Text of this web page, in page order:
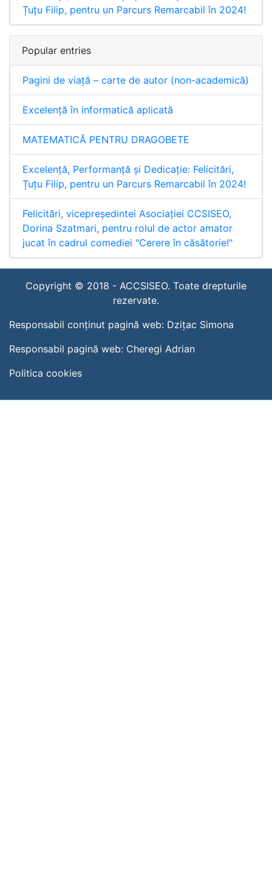
Țuțu Filip, pentru un Parcurs Remarcabil în 2024!
Popular entries
Pagini de viață – carte de autor (non-academică)
Excelență în informatică aplicată
MATEMATICĂ PENTRU DRAGOBETE
Excelență, Performanță și Dedicație: Felicitări,
Țuțu Filip, pentru un Parcurs Remarcabil în 2024!
Felicitări, vicepreședintei Asociației CCSISEO,
Dorina Szatmari, pentru rolul de actor amator
jucat în cadrul comediei "Cerere în căsătorie!"
Copyright © 2018 - ACCSISEO. Toate drepturile
rezervate.
Responsabil conținut pagină web: Dzițac Simona
Responsabil pagină web: Cheregi Adrian
Politica cookies